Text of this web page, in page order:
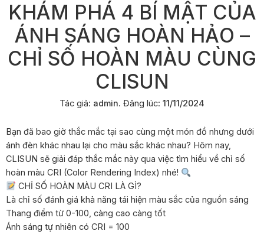
KHÁM PHÁ 4 BÍ MẬT CỦA
ÁNH SÁNG HOÀN HẢO –
CHỈ SỐ HOÀN MÀU CÙNG
CLISUN
Tác giả: admin. Đăng lúc: 11/11/2024
Bạn đã bao giờ thắc mắc tại sao cùng một món đồ nhưng dưới
ánh đèn khác nhau lại cho màu sắc khác nhau? Hôm nay,
CLISUN sẽ giải đáp thắc mắc này qua việc tìm hiểu về chỉ số
hoàn màu CRI (Color Rendering Index) nhé!
CHỈ SỐ HOÀN MÀU CRI LÀ GÌ?
Là chỉ số đánh giá khả năng tái hiện màu sắc của nguồn sáng
Thang điểm từ 0-100, càng cao càng tốt
Ánh sáng tự nhiên có CRI = 100